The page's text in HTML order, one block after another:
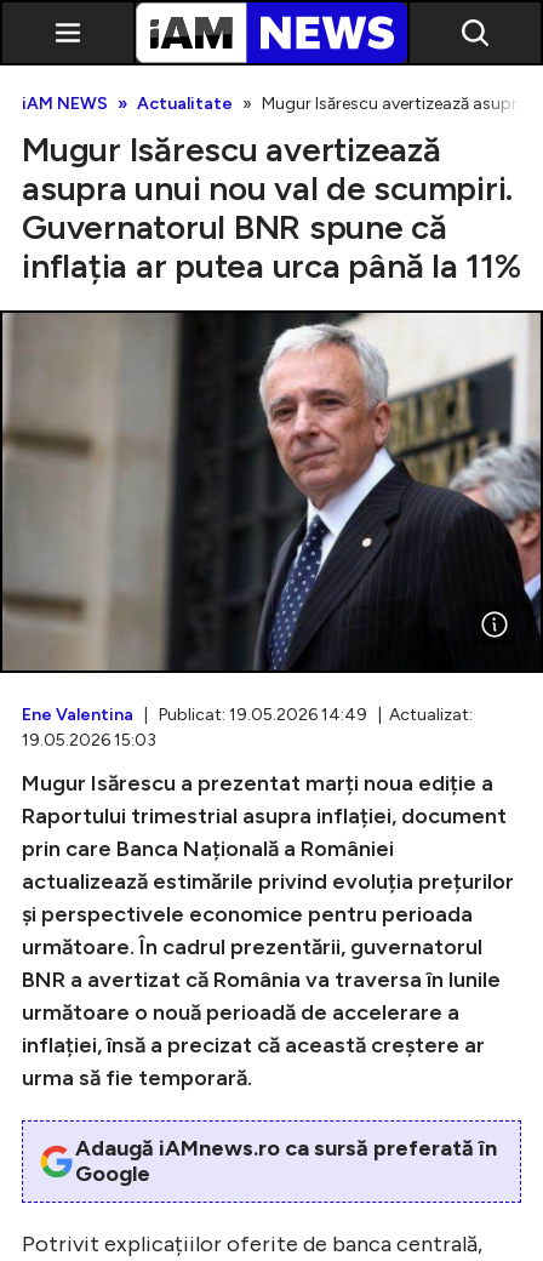
Exclusiv
Intră în cont
Creează cont
iAM NEWS Actualitate Mugur Isărescu avertizează asupra
Mugur Isărescu avertizează
asupra unui nou val de scumpiri.
Guvernatorul BNR spune că
inflația ar putea urca până la 11%
Ene Valentina | Publicat: 19.05.2026 14:49 | Actualizat:
19.05.2026 15:03
Mugur Isărescu a prezentat marți noua ediție a
Raportului trimestrial asupra inflației, document
prin care Banca Națională a României
actualizează estimările privind evoluția prețurilor
și perspectivele economice pentru perioada
următoare. În cadrul prezentării, guvernatorul
BNR a avertizat că România va traversa în lunile
următoare o nouă perioadă de accelerare a
inflației, însă a precizat că această creștere ar
urma să fie temporară.
Adaugă iAMnews.ro ca sursă preferată în
Google
Potrivit explicațiilor oferite de banca centrală,